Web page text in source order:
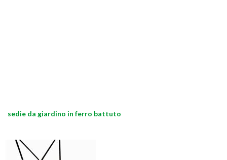
sedie da giardino in ferro battuto